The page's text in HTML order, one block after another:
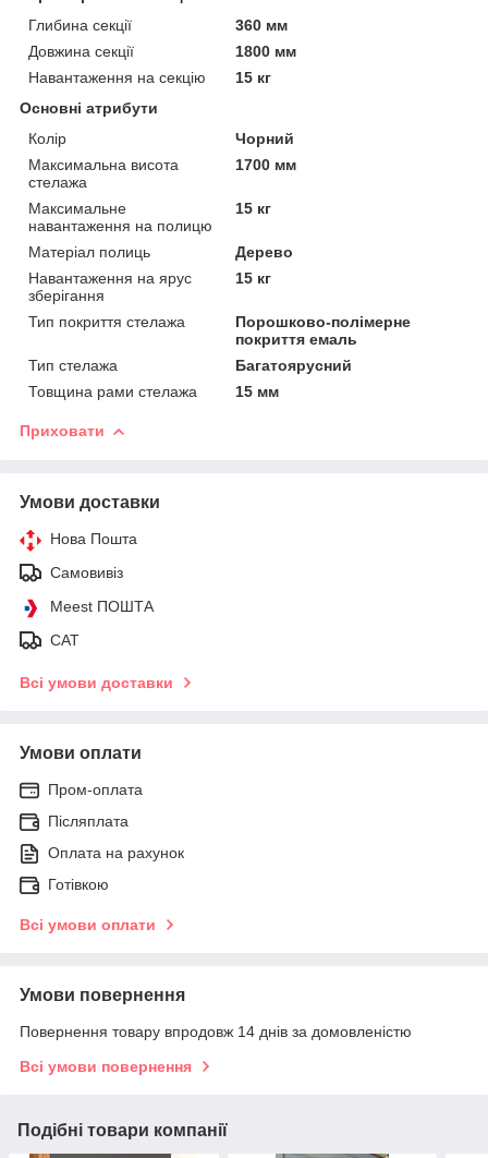
Глибина секції
360 мм
Довжина секції
1800 мм
Навантаження на секцію
15 кг
Основні атрибути
Колір
Чорний
Максимальна висота
стелажа
1700 мм
Максимальне
навантаження на полицю
15 кг
Матеріал полиць
Дерево
Навантаження на ярус
зберігання
15 кг
Тип покриття стелажа
Порошково-полімерне
покриття емаль
Тип стелажа
Багатоярусний
Товщина рами стелажа
15 мм
Приховати
Умови доставки
Нова Пошта
Самовивіз
Meest ПОШТА
САТ
Всі умови доставки
Умови оплати
Пром-оплата
Післяплата
Оплата на рахунок
Готівкою
Всі умови оплати
Умови повернення
Повернення товару впродовж 14 днів за домовленістю
Всі умови повернення
Подібні товари компанії